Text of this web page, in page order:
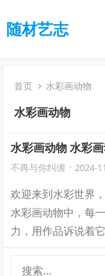
随材艺志
首页 水彩画动物
水彩画动物
水彩画动物 水彩
不再与你纠缠 · 2024-
欢迎来到水彩世界
水彩画动物中，每
力，用作品诉说着